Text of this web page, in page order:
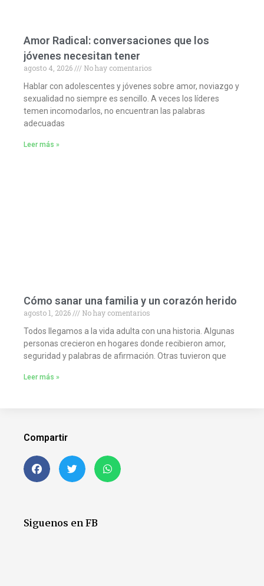
Amor Radical: conversaciones que los
jóvenes necesitan tener
agosto 4, 2026
No hay comentarios
Hablar con adolescentes y jóvenes sobre amor, noviazgo y
sexualidad no siempre es sencillo. A veces los líderes
temen incomodarlos, no encuentran las palabras
adecuadas
Leer más »
Cómo sanar una familia y un corazón herido
agosto 1, 2026
No hay comentarios
Todos llegamos a la vida adulta con una historia. Algunas
personas crecieron en hogares donde recibieron amor,
seguridad y palabras de afirmación. Otras tuvieron que
Leer más »
Compartir
Siguenos en FB